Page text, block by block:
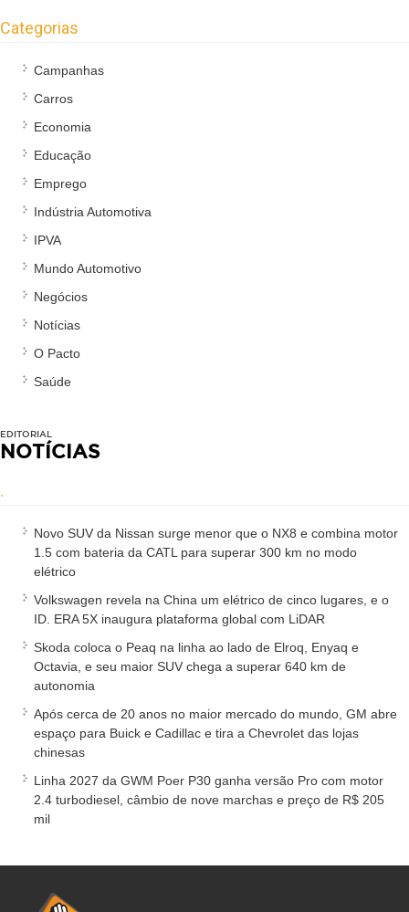
Categorias
Campanhas
Carros
Economia
Educação
Emprego
Indústria Automotiva
IPVA
Mundo Automotivo
Negócios
Notícias
O Pacto
Saúde
EDITORIAL
NOTÍCIAS
.
Novo SUV da Nissan surge menor que o NX8 e combina motor
1.5 com bateria da CATL para superar 300 km no modo
elétrico
Volkswagen revela na China um elétrico de cinco lugares, e o
ID. ERA 5X inaugura plataforma global com LiDAR
Skoda coloca o Peaq na linha ao lado de Elroq, Enyaq e
Octavia, e seu maior SUV chega a superar 640 km de
autonomia
Após cerca de 20 anos no maior mercado do mundo, GM abre
espaço para Buick e Cadillac e tira a Chevrolet das lojas
chinesas
Linha 2027 da GWM Poer P30 ganha versão Pro com motor
2.4 turbodiesel, câmbio de nove marchas e preço de R$ 205
mil